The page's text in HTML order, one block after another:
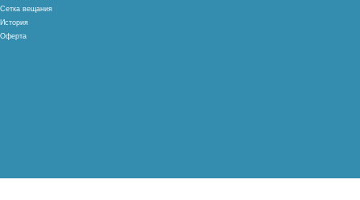
Сетка вещания
История
Оферта